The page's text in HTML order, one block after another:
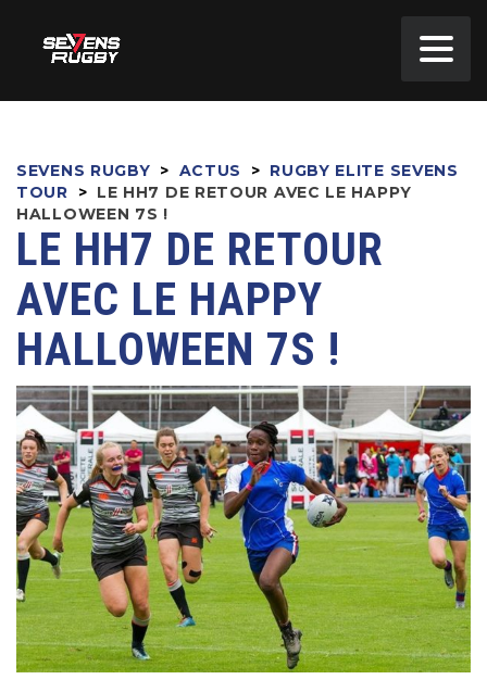
SEVENS RUGBY > ACTUS > RUGBY ELITE SEVENS
TOUR
> LE HH7 DE RETOUR AVEC LE HAPPY
HALLOWEEN 7S !
LE HH7 DE RETOUR
AVEC LE HAPPY
HALLOWEEN 7S !